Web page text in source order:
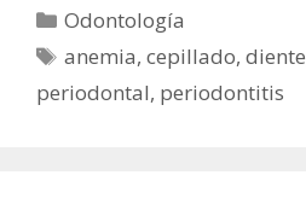
Categorías
Odontología
Etiquetas
anemia,cepillado,diente
periodontal, periodontitis